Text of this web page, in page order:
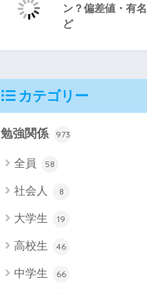
ン？偏差値・有
ど
カテゴリー
勉強関係 973
全員 58
社会人 8
大学生 19
高校生 46
中学生 66